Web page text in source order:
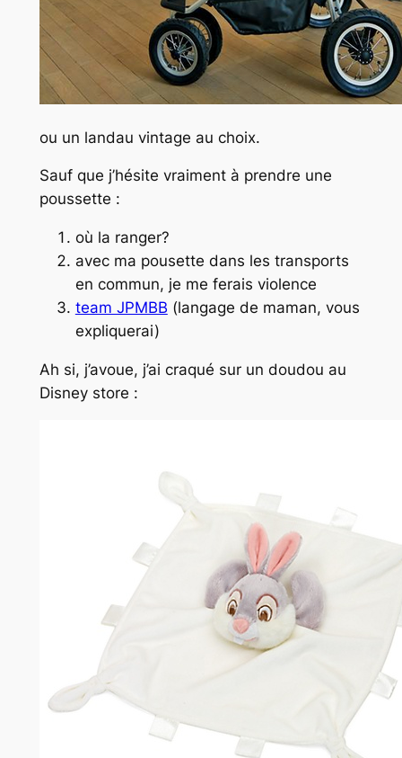
ou un landau vintage au choix.
Sauf que j’hésite vraiment à prendre une
poussette :
où la ranger?
avec ma pousette dans les transports
en commun, je me ferais violence
team JPMBB (langage de maman, vous
expliquerai)
Ah si, j’avoue, j’ai craqué sur un doudou au
Disney store :